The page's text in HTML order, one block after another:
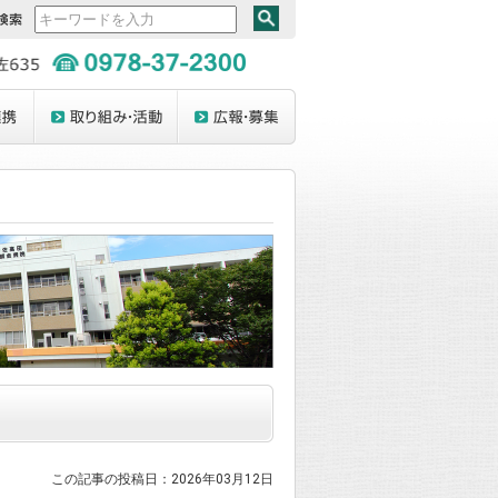
この記事の投稿日：2026年03月12日